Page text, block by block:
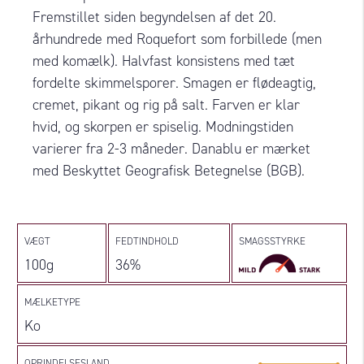
Fremstillet siden begyndelsen af det 20.
århundrede med Roquefort som forbillede (men
med komælk). Halvfast konsistens med tæt
fordelte skimmelsporer. Smagen er flødeagtig,
cremet, pikant og rig på salt. Farven er klar
hvid, og skorpen er spiselig. Modningstiden
varierer fra 2-3 måneder. Danablu er mærket
med Beskyttet Geografisk Betegnelse (BGB).
VÆGT
100g
FEDTINDHOLD
36%
SMAGSSTYRKE
MÆLKETYPE
Ko